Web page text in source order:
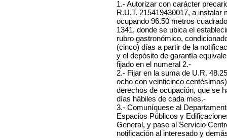
1.- Autorizar con carácter
R.U.T. 215419430017, a
ocupando 96.50 metros
1341, donde se ubica el
rubro gastronómico,
(cinco) días a partir de la
y el depósito de garantía
fijado en el numeral 2.-
2.- Fijar en la suma de U.R.
ocho con veinticinco
derechos de ocupación, que se
días hábiles de cada mes.-
3.- Comuníquese al
Espacios Públicos y
General, y pase al Servicio
notificación al interesado y